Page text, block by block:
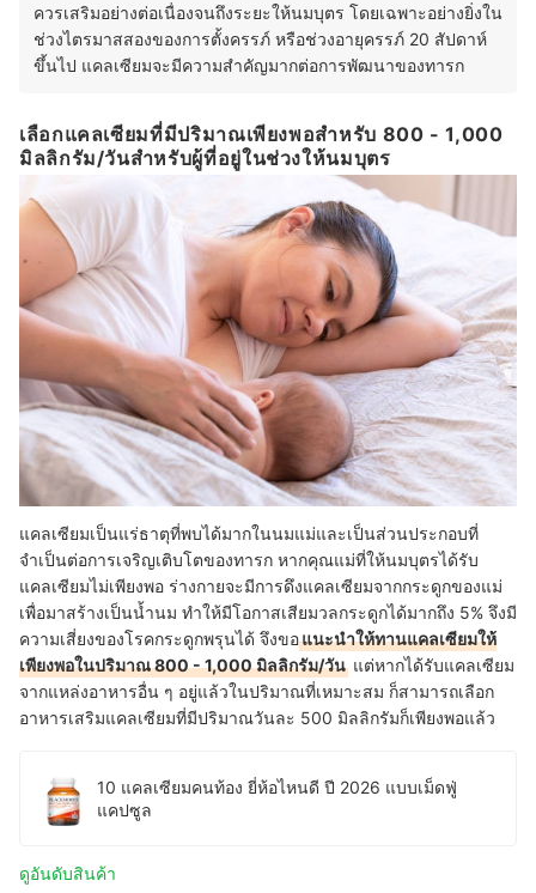
ควรเสริมอย่างต่อเนื่องจนถึงระยะให้นมบุตร โดยเฉพาะอย่างยิ่งใน
ช่วงไตรมาสสองของการตั้งครรภ์ หรือช่วงอายุครรภ์ 20 สัปดาห์
ขึ้นไป แคลเซียมจะมีความสำคัญมากต่อการพัฒนาของทารก
เลือกแคลเซียมที่มีปริมาณเพียงพอสำหรับ 800 - 1,000
มิลลิกรัม/วันสำหรับผู้ที่อยู่ในช่วงให้นมบุตร
แคลเซียมเป็นแร่ธาตุที่พบได้มากในนมแม่และเป็นส่วนประกอบที่
จำเป็นต่อการเจริญเติบโตของทารก หากคุณแม่ที่ให้นมบุตรได้รับ
แคลเซียมไม่เพียงพอ ร่างกายจะมีการดึงแคลเซียมจากกระดูกของแม่
เพื่อมาสร้างเป็นน้ำนม ทำให้มีโอกาสเสียมวลกระดูกได้มากถึง 5% จึงมี
ความเสี่ยงของโรคกระดูกพรุนได้ จึงขอแนะนำให้ทานแคลเซียมให้
เพียงพอในปริมาณ 800 - 1,000 มิลลิกรัม/วัน แต่หากได้รับแคลเซียม
จากแหล่งอาหารอื่น ๆ อยู่แล้วในปริมาณที่เหมาะสม ก็สามารถเลือก
อาหารเสริมแคลเซียมที่มีปริมาณวันละ 500 มิลลิกรัมก็เพียงพอแล้ว
10 แคลเซียมคนท้อง ยี่ห้อไหนดี ปี 2026 แบบเม็ดฟู่
แคปซูล
ดูอันดับสินค้า